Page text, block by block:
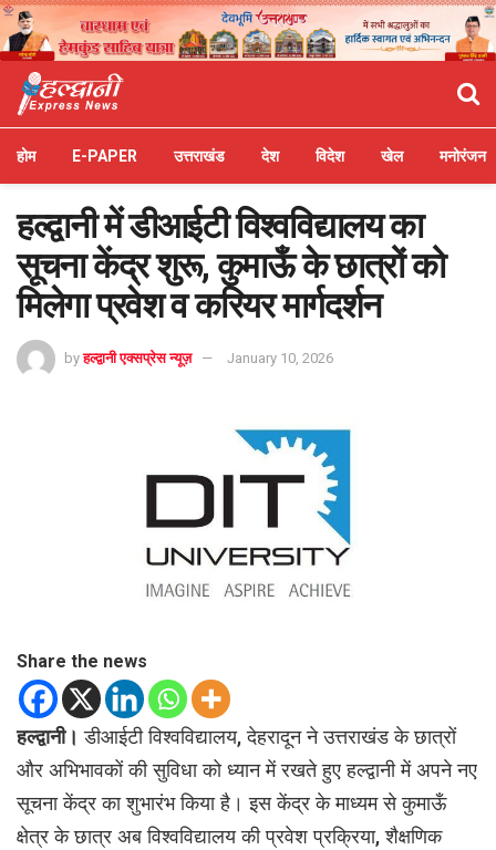
होम E-PAPER उत्तराखंड देश विदेश खेल मनोरंजन
हल्द्वानी में डीआईटी विश्वविद्यालय का
सूचना केंद्र शुरू, कुमाऊँ के छात्रों को
मिलेगा प्रवेश व करियर मार्गदर्शन
by हल्द्वानी एक्सप्रेस न्यूज़ January 10, 2026
Share the news
हल्द्वानी।डीआईटी विश्वविद्यालय, देहरादून ने उत्तराखंड के छात्रों
और अभिभावकों की सुविधा को ध्यान में रखते हुए हल्द्वानी में अपने नए
सूचना केंद्र का शुभारंभ किया है। इस केंद्र के माध्यम से कुमाऊँ
क्षेत्र के छात्र अब विश्वविद्यालय की प्रवेश प्रक्रिया, शैक्षणिक